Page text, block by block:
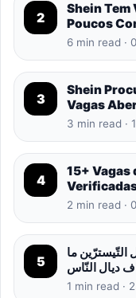
2
Shein Tem
Poucos
6 min read ·
3
Shein
Vagas
3 min read ·
4
15+ Vagas
2 min read ·
5
ما
ديال النّاس
1 min read ·